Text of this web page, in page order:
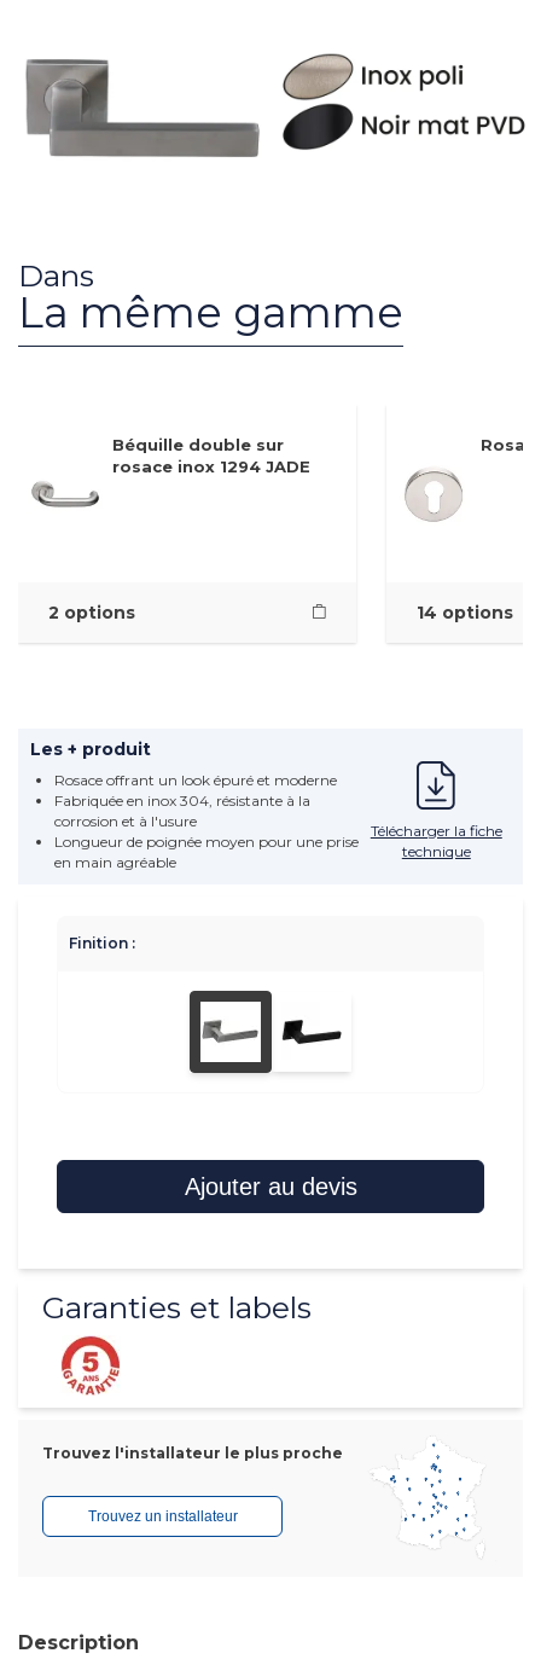
Dans
La même gamme
Béquille double sur
rosace inox 1294 JADE
2 options 14 options
Les + produit
Rosace offrant un look épuré et moderne
Fabriquée en inox 304, résistante à la
corrosion et à l'usure
Longueur de poignée moyen pour une prise
en main agréable
Télécharger la fiche
technique
Finition :
Ajouter au devis
Garanties et labels
Trouvez l'installateur le plus proche
Trouvez un installateur
Description